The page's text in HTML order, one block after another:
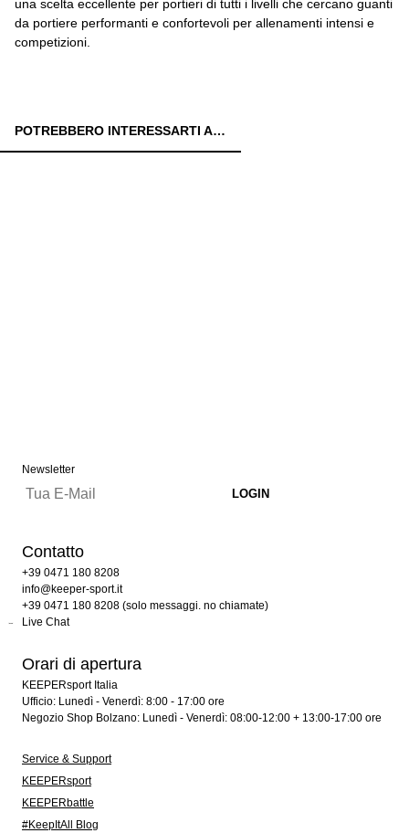
una scelta eccellente per portieri di tutti i livelli che cercano guanti
da portiere performanti e confortevoli per allenamenti intensi e
competizioni.
POTREBBERO INTERESSARTI ANCHE:
Newsletter
Contatto
+39 0471 180 8208
info@keeper-sport.it
+39 0471 180 8208 (solo messaggi. no chiamate)
Live Chat
Orari di apertura
KEEPERsport Italia
Ufficio: Lunedì - Venerdì: 8:00 - 17:00 ore
Negozio Shop Bolzano: Lunedì - Venerdì: 08:00-12:00 + 13:00-17:00 ore
Service & Support
KEEPERsport
KEEPERbattle
#KeepItAll Blog